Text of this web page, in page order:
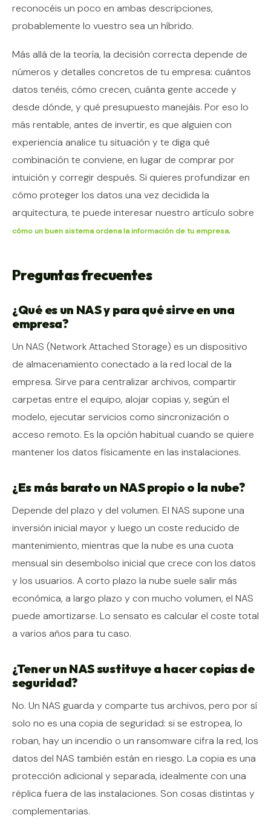
reconocéis un poco en ambas descripciones,
probablemente lo vuestro sea un híbrido.
Más allá de la teoría, la decisión correcta depende de
números y detalles concretos de tu empresa: cuántos
datos tenéis, cómo crecen, cuánta gente accede y
desde dónde, y qué presupuesto manejáis. Por eso lo
más rentable, antes de invertir, es que alguien con
experiencia analice tu situación y te diga qué
combinación te conviene, en lugar de comprar por
intuición y corregir después. Si quieres profundizar en
cómo proteger los datos una vez decidida la
arquitectura, te puede interesar nuestro artículo sobre
cómo un buen sistema ordena la información de tu empresa.
Preguntas frecuentes
¿Qué es un NAS y para qué sirve en una
empresa?
Un NAS (Network Attached Storage) es un dispositivo
de almacenamiento conectado a la red local de la
empresa. Sirve para centralizar archivos, compartir
carpetas entre el equipo, alojar copias y, según el
modelo, ejecutar servicios como sincronización o
acceso remoto. Es la opción habitual cuando se quiere
mantener los datos físicamente en las instalaciones.
¿Es más barato un NAS propio o la nube?
Depende del plazo y del volumen. El NAS supone una
inversión inicial mayor y luego un coste reducido de
mantenimiento, mientras que la nube es una cuota
mensual sin desembolso inicial que crece con los datos
y los usuarios. A corto plazo la nube suele salir más
económica, a largo plazo y con mucho volumen, el NAS
puede amortizarse. Lo sensato es calcular el coste total
a varios años para tu caso.
¿Tener un NAS sustituye a hacer copias de
seguridad?
No. Un NAS guarda y comparte tus archivos, pero por sí
solo no es una copia de seguridad: si se estropea, lo
roban, hay un incendio o un ransomware cifra la red, los
datos del NAS también están en riesgo. La copia es una
protección adicional y separada, idealmente con una
réplica fuera de las instalaciones. Son cosas distintas y
complementarias.